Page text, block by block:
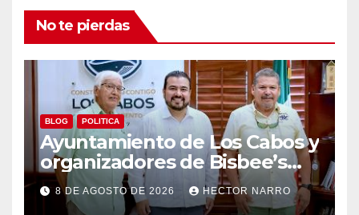
No te pierdas
BLOG POLITICA
Ayuntamiento de Los Cabos y
organizadores de Bisbee’s
coordinan acciones para
edición 2026
8 DE AGOSTO DE 2026 HECTOR NARRO